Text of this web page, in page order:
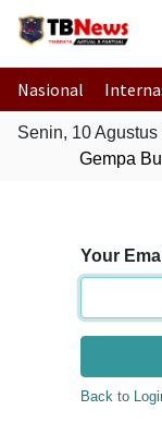
Nasional
Senin, 10 Agustus
Gempa
Your
Back to